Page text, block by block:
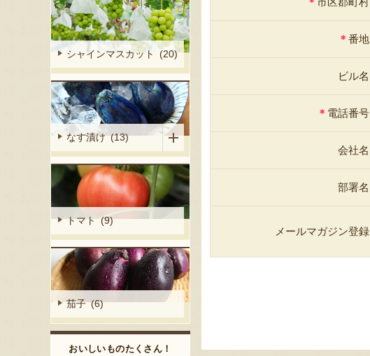
＊ 番地
ビル名
＊ 電話番号
会社名
部署名
メールマガジン登録
シャインマスカット (20)
なす漬け (13)
トマト (9)
茄子 (6)
おいしいものたくさん！